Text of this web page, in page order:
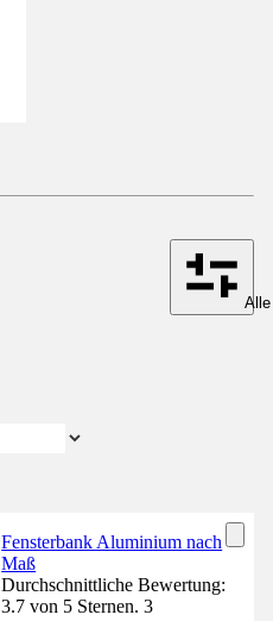
Fensterbank Aluminium nach
Maß
Durchschnittliche Bewertung:
3.7 von 5 Sternen. 3